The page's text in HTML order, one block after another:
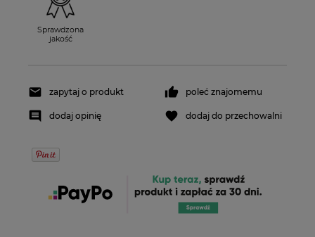
Sprawdzona
jakość
zapytaj o produkt poleć znajomemu
dodaj opinię dodaj do przechowalni